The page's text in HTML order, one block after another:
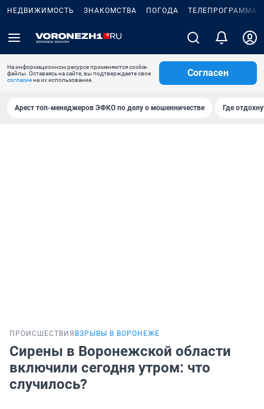
НЕДВИЖИМОСТЬ ЗНАКОМСТВА ПОГОДА ТЕЛЕПРОГРАММА
На информационном ресурсе применяются cookie-
файлы. Оставаясь на сайте, вы подтверждаете свое
согласиена их использование.
Согласен
Арест топ-менеджеров ЭФКО по делу о мошенничестве Где
ПРОИСШЕСТВИЯ ВЗРЫВЫ В ВОРОНЕЖЕ
Сирены в Воронежской области
включили сегодня утром: что
случилось?